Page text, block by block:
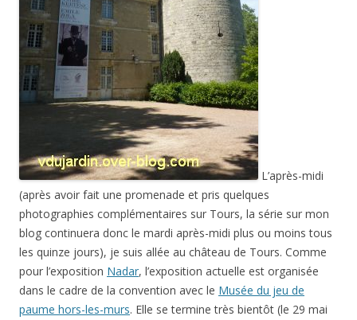
L’après-midi
(après avoir fait une promenade et pris quelques
photographies complémentaires sur Tours, la série sur mon
blog continuera donc le mardi après-midi plus ou moins tous
les quinze jours), je suis allée au château de Tours. Comme
pour l’exposition Nadar, l’exposition actuelle est organisée
dans le cadre de la convention avec le Musée du jeu de
paume hors-les-murs. Elle se termine très bientôt (le 29 mai